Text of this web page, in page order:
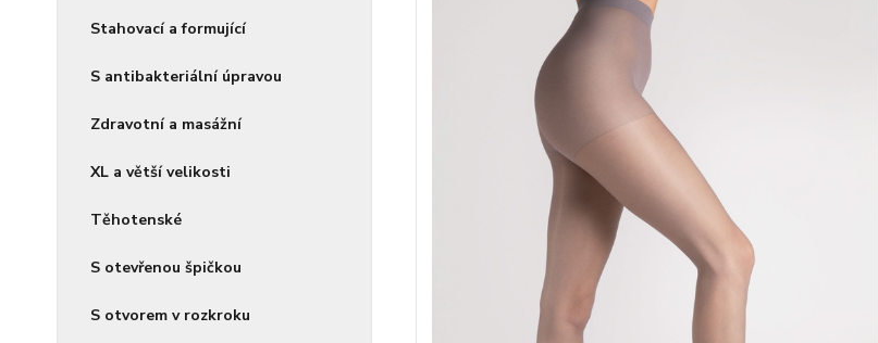
Stahovací a formující
S antibakteriální úpravou
Zdravotní a masážní
XL a větší velikosti
Těhotenské
S otevřenou špičkou
S otvorem v rozkroku